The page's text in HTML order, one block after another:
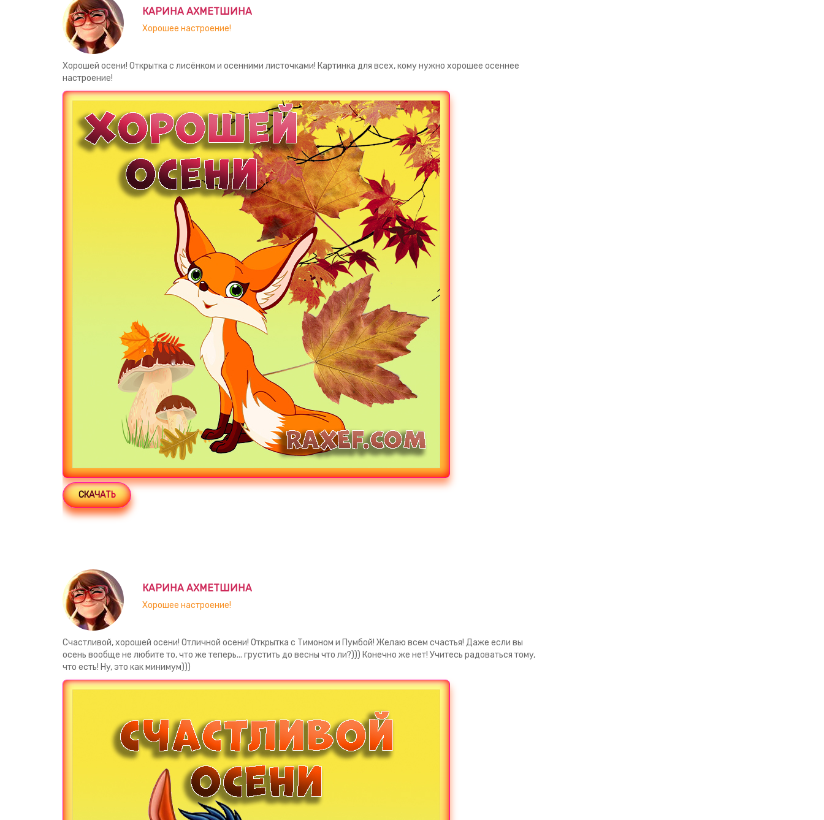
КАРИНА АХМЕТШИНА
Хорошее настроение!
Хорошей осени! Открытка с лисёнком и осенними листочками! Картинка для всех, кому нужно хорошее осеннее
настроение!
СКАЧАТЬ
КАРИНА АХМЕТШИНА
Хорошее настроение!
Счастливой, хорошей осени! Отличной осени! Открытка с Тимоном и Пумбой! Желаю всем счастья! Даже если вы
осень вообще не любите то, что же теперь... грустить до весны что ли?))) Конечно же нет! Учитесь радоваться тому,
что есть! Ну, это как минимум)))